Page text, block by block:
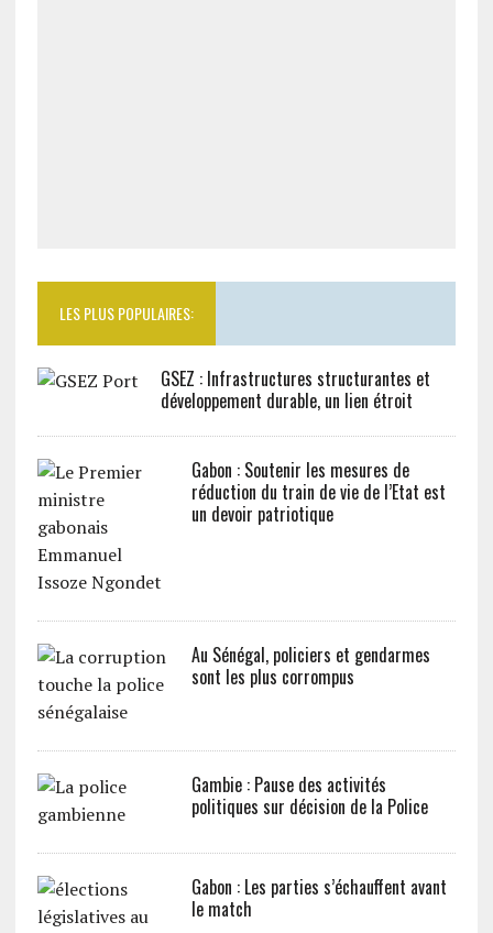
LES PLUS POPULAIRES:
GSEZ : Infrastructures structurantes et
développement durable, un lien étroit
Gabon : Soutenir les mesures de
réduction du train de vie de l’Etat est
un devoir patriotique
Au Sénégal, policiers et gendarmes
sont les plus corrompus
Gambie : Pause des activités
politiques sur décision de la Police
Gabon : Les parties s’échauffent avant
le match